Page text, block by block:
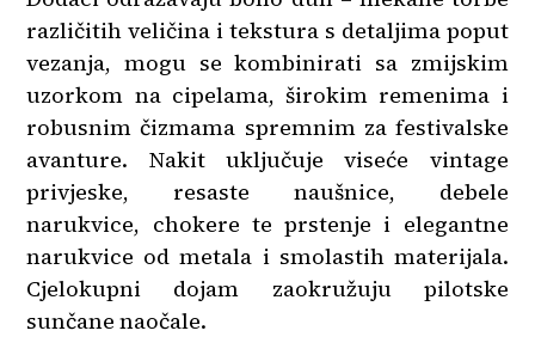
različitih veličina i tekstura s detaljima poput
vezanja, mogu se kombinirati sa zmijskim
uzorkom na cipelama, širokim remenima i
robusnim čizmama spremnim za festivalske
avanture. Nakit uključuje viseće vintage
privjeske, resaste naušnice, debele
narukvice, chokere te prstenje i elegantne
narukvice od metala i smolastih materijala.
Cjelokupni dojam zaokružuju pilotske
sunčane naočale.